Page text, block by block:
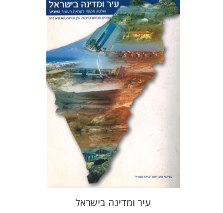
גיא פדה ערן ויגודה-גדות
אברהם
בריכטה
הנחת אתר ספר מודפס
$35
$32
עיר ומדינה בישראל